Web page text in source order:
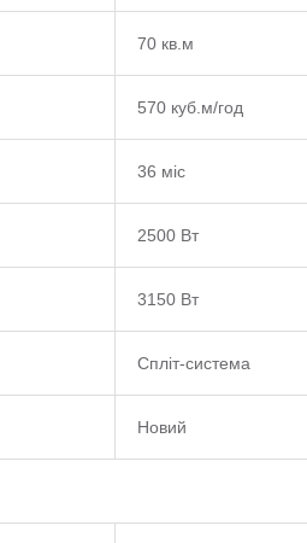
70 кв.м
570 куб.м/год
36 міс
2500 Вт
3150 Вт
Спліт-система
Новий